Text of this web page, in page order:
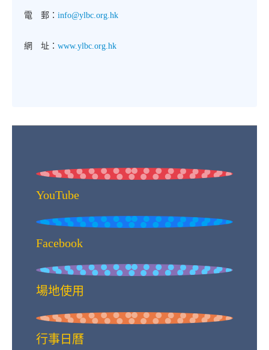
電 郵： info@ylbc.org.hk
網 址： www.ylbc.org.hk
YouTube
Facebook
場地使用
行事日曆